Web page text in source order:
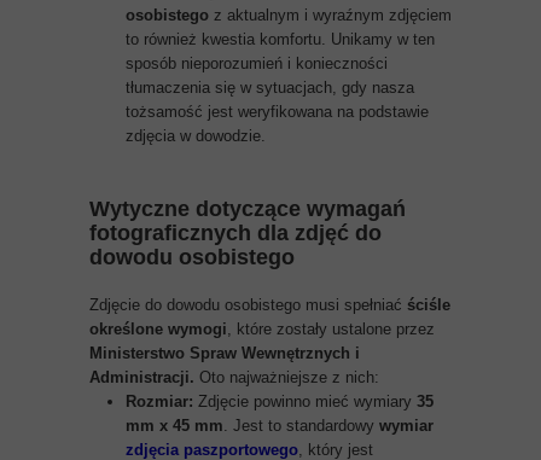
osobistego z aktualnym i wyraźnym zdjęciem
to również kwestia komfortu. Unikamy w ten
sposób nieporozumień i konieczności
tłumaczenia się w sytuacjach, gdy nasza
tożsamość jest weryfikowana na podstawie
zdjęcia w dowodzie.
Wytyczne dotyczące wymagań
fotograficznych dla zdjęć do
dowodu osobistego
Zdjęcie do dowodu osobistego musi spełniać ściśle
określone wymogi, które zostały ustalone przez
Ministerstwo Spraw Wewnętrznych i
Administracji. Oto najważniejsze z nich:
Rozmiar: Zdjęcie powinno mieć wymiary 35
mm x 45 mm. Jest to standardowy wymiar
zdjęcia paszportowego, który jest